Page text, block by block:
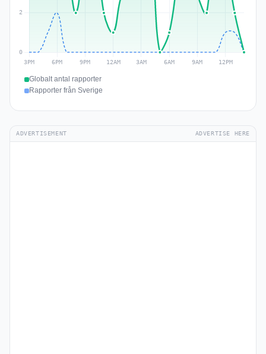
Globalt antal rapporter
Rapporter från Sverige
ADVERTISEMENT ADVERTISE HERE